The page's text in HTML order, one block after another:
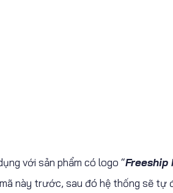
với sản phẩm có logo “Freeship
này trước, sau đó hệ thống sẽ tự